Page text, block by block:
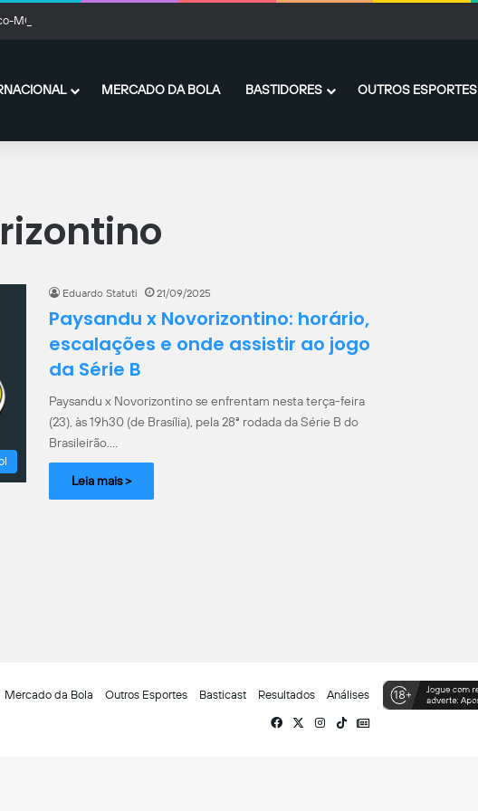
MG acerta a contratação por empréstimo de Kevin Castaño, do River Plate
MERCADO DA BOLA BASTIDORES OUTROS ESPORTES
Eduardo Statuti 21/09/2025
Paysandu x Novorizontino: horário,
escalações e onde assistir ao jogo
da Série B
Paysandu x Novorizontino se enfrentam nesta terça-feira
(23), às 19h30 (de Brasília), pela 28ª rodada da Série B do
Brasileirão.…
Leia mais >
Mercado da Bola Outros Esportes Basticast Resultados
Análises
Facebook
X Instagram
TikTokSiga-